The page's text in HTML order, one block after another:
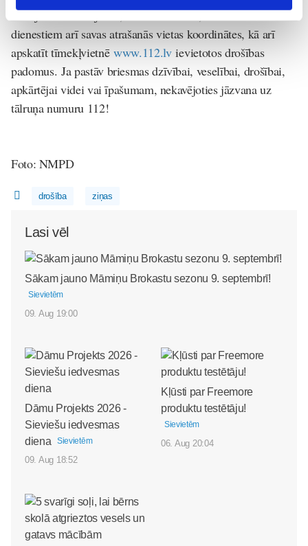
Latvija”. Izmantojot to, var veikt zvanu, vienlaikus nosūtot
dienestiem arī savas atrašanās vietas koordinātes, kā arī
apskatīt tīmekļvietnē www.112.lvievietotos drošības
padomus.Ja pastāv briesmas dzīvībai, veselībai, drošībai,
apkārtējai videi vai īpašumam, nekavējoties jāzvana uz
tālruņa numuru 112!
Foto: NMPD
drošība ziņas
Lasi vēl
Sākam jauno Māmiņu Brokastu sezonu 9. septembrī!
Sievietēm
09. Aug 19:00
Dāmu Projekts 2026 -
Sieviešu iedvesmas
diena
Sievietēm
09. Aug 18:52
Kļūsti par Freemore
produktu testētāju!
Sievietēm
06. Aug 20:04